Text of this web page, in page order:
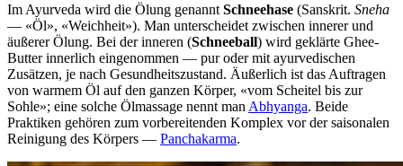
Im Ayurveda wird die Ölung genannt Schneehase (Sanskrit. Sneha
— «Öl», «Weichheit»). Man unterscheidet zwischen innerer und
äußerer Ölung. Bei der inneren (Schneeball) wird geklärte Ghee-
Butter innerlich eingenommen — pur oder mit ayurvedischen
Zusätzen, je nach Gesundheitszustand. Äußerlich ist das Auftragen
von warmem Öl auf den ganzen Körper, «vom Scheitel bis zur
Sohle»; eine solche Ölmassage nennt man Abhyanga. Beide
Praktiken gehören zum vorbereitenden Komplex vor der saisonalen
Reinigung des Körpers — Panchakarma.